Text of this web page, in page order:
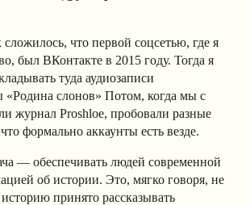
что первой соцсетью, где я
был ВКонтакте в 2015 году. Тогда я
туда аудиозаписи
«Родина слонов» Потом, когда мы с
журнал Proshloe, пробовали разные
формально аккаунты есть везде.
— обеспечивать людей современной
об истории. Это, мягко говоря, не
принято рассказывать